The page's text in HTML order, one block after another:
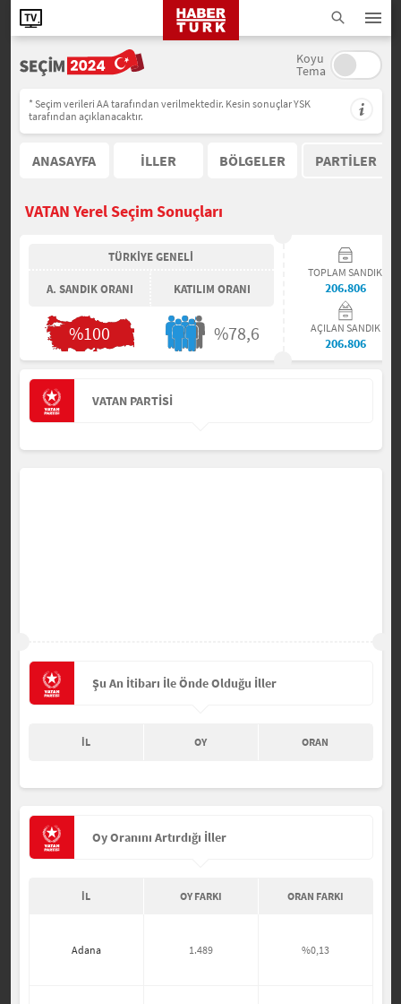
Koyu
Tema
* Seçim verileri AA tarafından verilmektedir. Kesin sonuçlar YSK
tarafından açıklanacaktır.
ANASAYFA İLLER BÖLGELER PARTİLER
VATAN Yerel Seçim Sonuçları
TÜRKİYE GENELİ
A. SANDIK ORANI KATILIM ORANI
%100 %78,6
TOPLAM SANDIK
206.806
AÇILAN SANDIK
206.806
VATAN PARTİSİ
Şu An İtibarı İle Önde Olduğu İller
İL OY ORAN
Oy Oranını Artırdığı İller
İL OY FARKI ORAN FARKI
Adana 1.489 %0,13